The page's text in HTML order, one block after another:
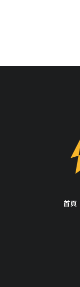
首頁